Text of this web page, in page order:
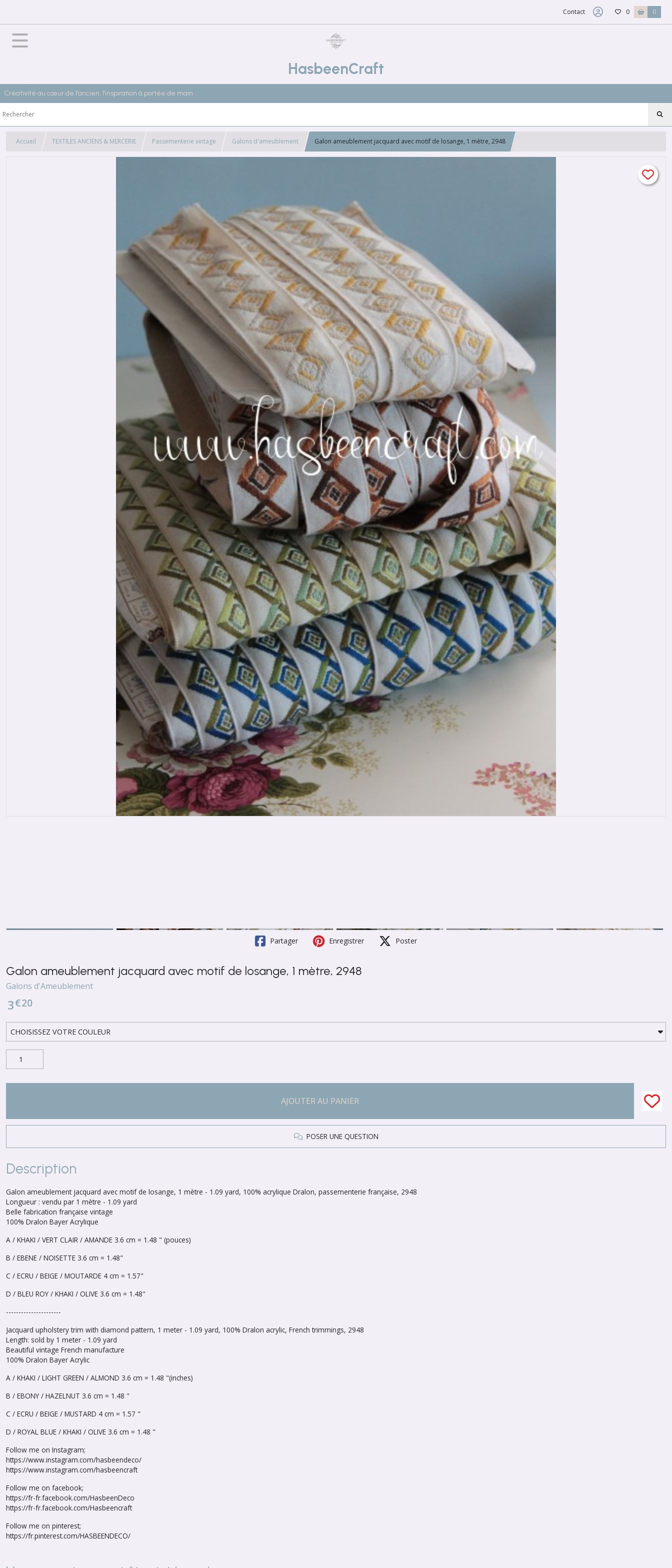
Contact 0 0
HasbeenCraft
Créativité au cœur de l'ancien, l'inspiration à portée de main
Accueil TEXTILES ANCIENS & MERCERIE Passementerie vintage Galons d'ameublement Galon ameublement jacquard avec motif de losange, 1 mètre, 2948
Partager Enregistrer Poster
Galon ameublement jacquard avec motif de losange, 1 mètre, 2948
Galons d'Ameublement
3€20
AJOUTER AU PANIER
POSER UNE QUESTION
Description
Galon ameublement jacquard avec motif de losange, 1 mètre - 1.09 yard, 100% acrylique Dralon, passementerie française, 2948
Longueur : vendu par 1 mètre - 1.09 yard
Belle fabrication française vintage
100% Dralon Bayer Acrylique
A / KHAKI / VERT CLAIR / AMANDE 3.6 cm = 1.48 " (pouces)
B / EBENE / NOISETTE 3.6 cm = 1.48"
C / ECRU / BEIGE / MOUTARDE 4 cm = 1.57"
D / BLEU ROY / KHAKI / OLIVE 3.6 cm = 1.48"
----------------------
Jacquard upholstery trim with diamond pattern, 1 meter - 1.09 yard, 100% Dralon acrylic, French trimmings, 2948
Length: sold by 1 meter - 1.09 yard
Beautiful vintage French manufacture
100% Dralon Bayer Acrylic
A / KHAKI / LIGHT GREEN / ALMOND 3.6 cm = 1.48 "(inches)
B / EBONY / HAZELNUT 3.6 cm = 1.48 "
C / ECRU / BEIGE / MUSTARD 4 cm = 1.57 "
D / ROYAL BLUE / KHAKI / OLIVE 3.6 cm = 1.48 "
Follow me on Instagram;
https://www.instagram.com/hasbeendeco/
https://www.instagram.com/hasbeencraft
Follow me on facebook;
https://fr-fr.facebook.com/HasbeenDeco
https://fr-fr.facebook.com/Hasbeencraft
Follow me on pinterest;
https://fr.pinterest.com/HASBEENDECO/